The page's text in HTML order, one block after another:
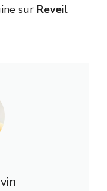
sur Reveil